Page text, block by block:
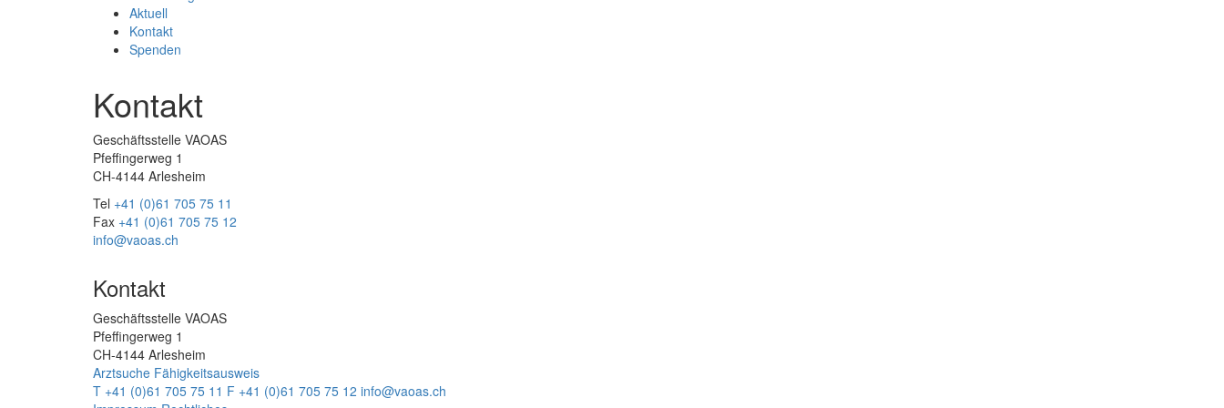
Aktuell
Kontakt
Spenden
Kontakt
Geschäftsstelle VAOAS
Pfeffingerweg 1
CH-4144 Arlesheim
Tel +41 (0)61 705 75 11
Fax +41 (0)61 705 75 12
info@vaoas.ch
Kontakt
Geschäftsstelle VAOAS
Pfeffingerweg 1
CH-4144 Arlesheim
Arztsuche Fähigkeitsausweis
T +41 (0)61 705 75 11 F +41 (0)61 705 75 12 info@vaoas.ch